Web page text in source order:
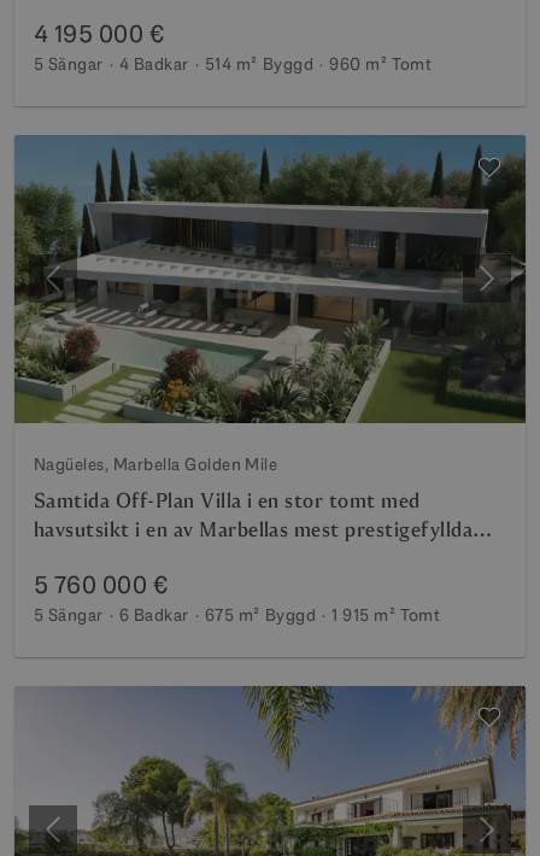
4 195 000 €
5 Sängar 4 Badkar 514 m² Byggd 960 m² Tomt
Föregående Nästa
Nagüeles, Marbella Golden Mile
Samtida Off-Plan Villa i en stor tomt med
havsutsikt i en av Marbellas mest prestigefyllda
5 760 000 €
5 Sängar 6 Badkar 675 m² Byggd 1 915 m² Tomt
Föregående Nästa